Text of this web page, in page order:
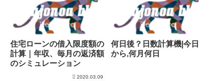
住宅ローンの借入限度額の
計算｜年収、毎月の返済額
のシミュレーション
2020.03.09
何日後？日数計算機|今日
から,何月何日